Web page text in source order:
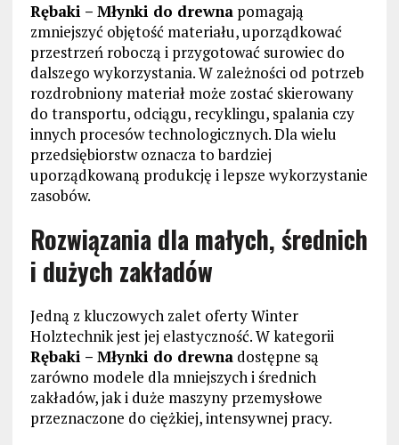
Rębaki – Młynki do drewnapomagają
zmniejszyć objętość materiału, uporządkować
przestrzeń roboczą i przygotować surowiec do
dalszego wykorzystania. W zależności od potrzeb
rozdrobniony materiał może zostać skierowany
do transportu, odciągu, recyklingu, spalania czy
innych procesów technologicznych. Dla wielu
przedsiębiorstw oznacza to bardziej
uporządkowaną produkcję i lepsze wykorzystanie
zasobów.
Rozwiązania dla małych, średnich
i dużych zakładów
Jedną z kluczowych zalet oferty Winter
Holztechnik jest jej elastyczność. W kategorii
Rębaki – Młynki do drewnadostępne są
zarówno modele dla mniejszych i średnich
zakładów, jak i duże maszyny przemysłowe
przeznaczone do ciężkiej, intensywnej pracy.